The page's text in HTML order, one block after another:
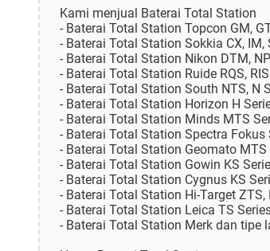
Kami menjual Baterai Total Station
- Baterai Total Station Topcon GM,
- Baterai Total Station Sokkia CX, IM,
- Baterai Total Station Nikon DTM,
- Baterai Total Station Ruide RQS,
- Baterai Total Station South NTS, N
- Baterai Total Station Horizon H
- Baterai Total Station Minds MTS
- Baterai Total Station Spectra Fokus
- Baterai Total Station Geomato MTS
- Baterai Total Station Gowin KS
- Baterai Total Station Cygnus KS
- Baterai Total Station Hi-Target ZTS,
- Baterai Total Station Leica TS
- Baterai Total Station Merk dan tipe